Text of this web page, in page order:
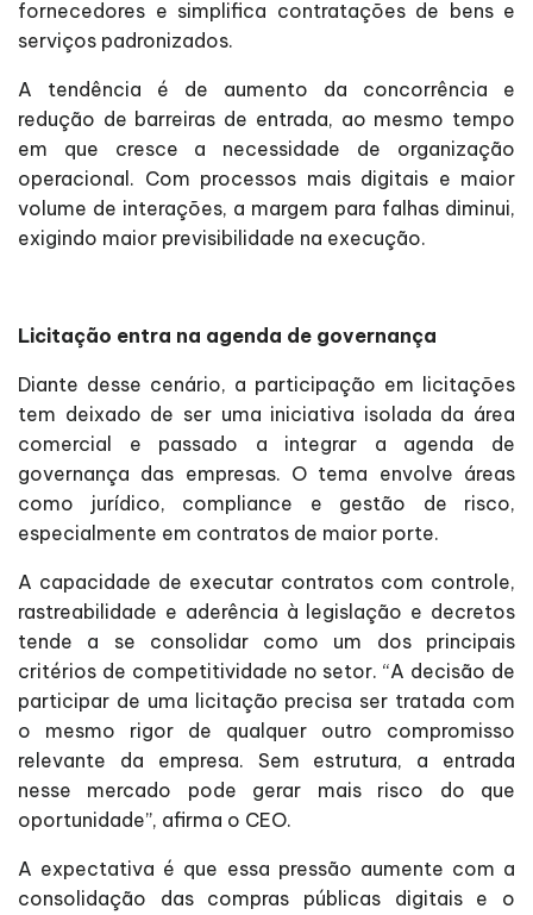
fornecedores e simplifica contratações de bens e
serviços padronizados.
A tendência é de aumento da concorrência e
redução de barreiras de entrada, ao mesmo tempo
em que cresce a necessidade de organização
operacional. Com processos mais digitais e maior
volume de interações, a margem para falhas diminui,
exigindo maior previsibilidade na execução.
Licitação entra na agenda de governança
Diante desse cenário, a participação em licitações
tem deixado de ser uma iniciativa isolada da área
comercial e passado a integrar a agenda de
governança das empresas. O tema envolve áreas
como jurídico, compliance e gestão de risco,
especialmente em contratos de maior porte.
A capacidade de executar contratos com controle,
rastreabilidade e aderência à legislação e decretos
tende a se consolidar como um dos principais
critérios de competitividade no setor. “A decisão de
participar de uma licitação precisa ser tratada com
o mesmo rigor de qualquer outro compromisso
relevante da empresa. Sem estrutura, a entrada
nesse mercado pode gerar mais risco do que
oportunidade”, afirma o CEO.
A expectativa é que essa pressão aumente com a
consolidação das compras públicas digitais e o